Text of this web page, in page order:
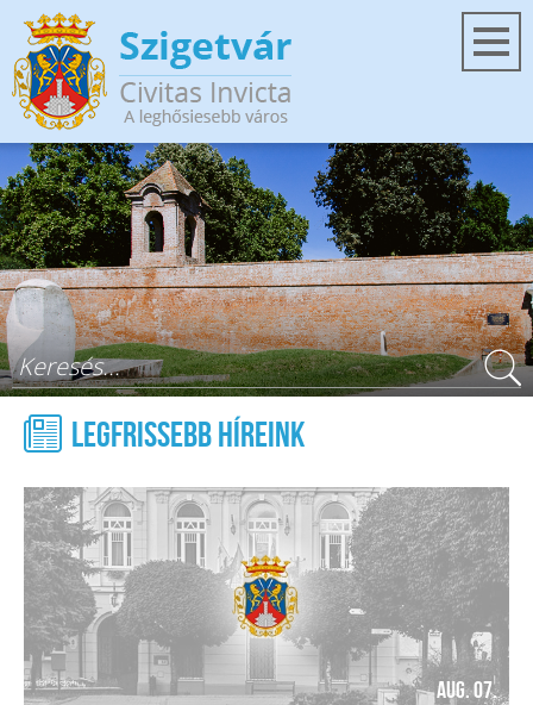
Ugrás a tartalomra
Keresés űrlap
Legfrissebb híreink
aug. 07.